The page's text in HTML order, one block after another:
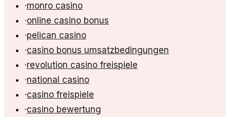
·monro casino
·online casino bonus
·pelican casino
·casino bonus umsatzbedingungen
·revolution casino freispiele
·national casino
·casino freispiele
·casino bewertung